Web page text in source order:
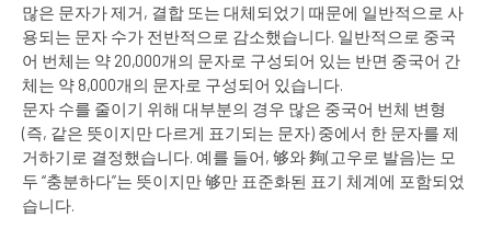
많은 문자가 제거, 결합 또는 대체되었기 때문에 일반적으로 사
용되는 문자 수가 전반적으로 감소했습니다. 일반적으로 중국
어 번체는 약 20,000개의 문자로 구성되어 있는 반면 중국어 간
체는 약 8,000개의 문자로 구성되어 있습니다.
문자 수를 줄이기 위해 대부분의 경우 많은 중국어 번체 변형
(즉, 같은 뜻이지만 다르게 표기되는 문자) 중에서 한 문자를 제
거하기로 결정했습니다. 예를 들어, 够와 夠(고우로 발음)는 모
두 “충분하다”는 뜻이지만 够만 표준화된 표기 체계에 포함되었
습니다.